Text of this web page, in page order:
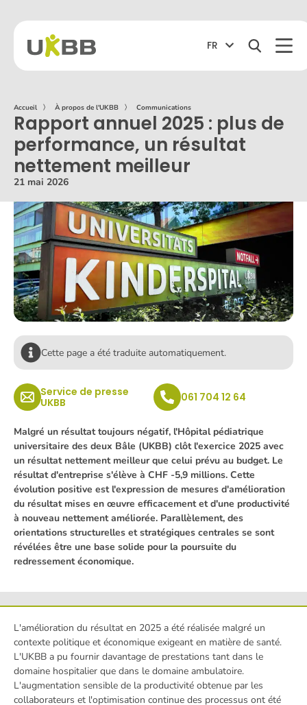
FR
Accueil 〉 À propos de l'UKBB 〉 Communications
Rapport annuel 2025 : plus de
performance, un résultat
nettement meilleur
21 mai 2026
Cette page a été traduite automatiquement.
Service de presse
UKBB
061 704 12 64
Malgré un résultat toujours négatif, l'Hôpital pédiatrique
universitaire des deux Bâle (UKBB) clôt l'exercice 2025 avec
un résultat nettement meilleur que celui prévu au budget. Le
résultat d'entreprise s'élève à CHF -5,9 millions. Cette
évolution positive est l'expression de mesures d'amélioration
du résultat mises en œuvre efficacement et d'une productivité
à nouveau nettement améliorée. Parallèlement, des
orientations structurelles et stratégiques centrales se sont
révélées être une base solide pour la poursuite du
redressement économique.
L'amélioration du résultat en 2025 a été réalisée malgré un
contexte politique et économique exigeant en matière de santé.
L'UKBB a pu fournir davantage de prestations tant dans le
domaine hospitalier que dans le domaine ambulatoire.
L'augmentation sensible de la productivité obtenue par les
collaborateurs et l'optimisation continue des processus ont été